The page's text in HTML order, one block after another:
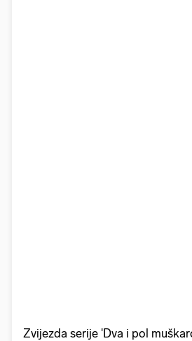
Zvijezda serije 'Dva i pol